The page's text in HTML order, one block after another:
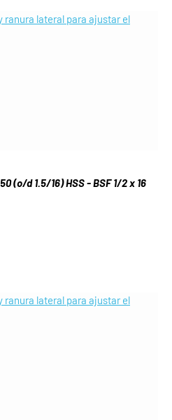
(o/d 1.5/16) HSS - BSF 1/2 x 16